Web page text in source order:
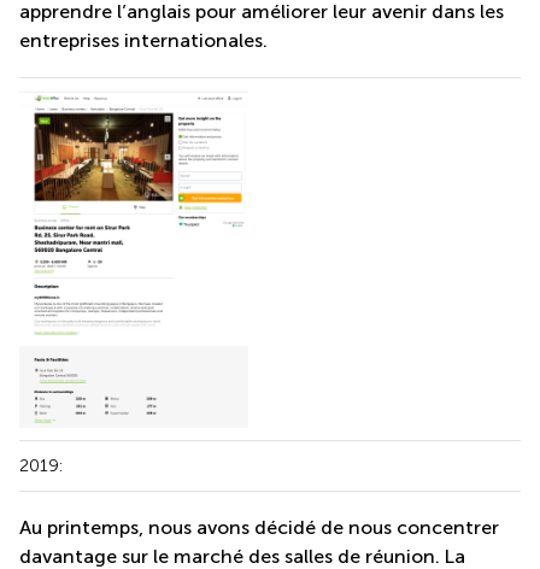
apprendre l’anglais pour améliorer leur avenir dans les
entreprises internationales.
2019:
Au printemps, nous avons décidé de nous concentrer
davantage sur le marché des salles de réunion. La